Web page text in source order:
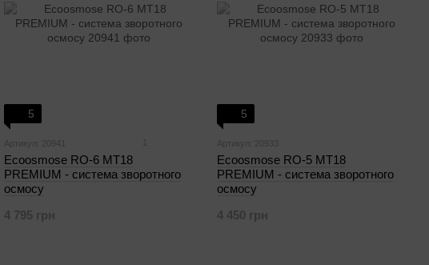
5
Артикул: 20941
Ecoosmose RO-6 МТ18
PREMIUM - система зворотного
осмосу
4 795 грн
5
Артикул: 20933
Ecoosmose RO-5 МТ18
PREMIUM - система зворотного
осмосу
4 450 грн